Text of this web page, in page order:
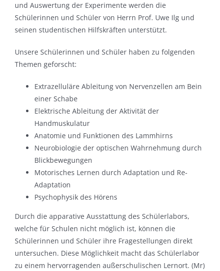
und Auswertung der Experimente werden die
Schülerinnen und Schüler von Herrn Prof. Uwe Ilg und
seinen studentischen Hilfskräften unterstützt.
Unsere Schülerinnen und Schüler haben zu folgenden
Themen geforscht:
Extrazelluläre Ableitung von Nervenzellen am Bein
einer Schabe
Elektrische Ableitung der Aktivität der
Handmuskulatur
Anatomie und Funktionen des Lammhirns
Neurobiologie der optischen Wahrnehmung durch
Blickbewegungen
Motorisches Lernen durch Adaptation und Re-
Adaptation
Psychophysik des Hörens
Durch die apparative Ausstattung des Schülerlabors,
welche für Schulen nicht möglich ist, können die
Schülerinnen und Schüler ihre Fragestellungen direkt
untersuchen. Diese Möglichkeit macht das Schülerlabor
zu einem hervorragenden außerschulischen Lernort. (Mr)